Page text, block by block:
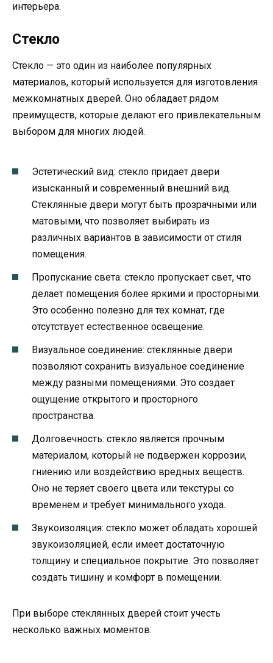
интерьера.
Стекло
Стекло — это один из наиболее популярных
материалов, который используется для изготовления
межкомнатных дверей. Оно обладает рядом
преимуществ, которые делают его привлекательным
выбором для многих людей.
Эстетический вид: стекло придает двери
изысканный и современный внешний вид.
Стеклянные двери могут быть прозрачными или
матовыми, что позволяет выбирать из
различных вариантов в зависимости от стиля
помещения.
Пропускание света: стекло пропускает свет, что
делает помещения более яркими и просторными.
Это особенно полезно для тех комнат, где
отсутствует естественное освещение.
Визуальное соединение: стеклянные двери
позволяют сохранить визуальное соединение
между разными помещениями. Это создает
ощущение открытого и просторного
пространства.
Долговечность: стекло является прочным
материалом, который не подвержен коррозии,
гниению или воздействию вредных веществ.
Оно не теряет своего цвета или текстуры со
временем и требует минимального ухода.
Звукоизоляция: стекло может обладать хорошей
звукоизоляцией, если имеет достаточную
толщину и специальное покрытие. Это позволяет
создать тишину и комфорт в помещении.
При выборе стеклянных дверей стоит учесть
несколько важных моментов: